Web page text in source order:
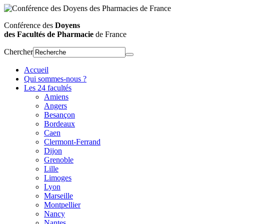
Conférence des Doyens
des Facultés de Pharmacie de France
Chercher
Accueil
Qui sommes-nous ?
Les 24 facultés
Amiens
Angers
Besançon
Bordeaux
Caen
Clermont-Ferrand
Dijon
Grenoble
Lille
Limoges
Lyon
Marseille
Montpellier
Nancy